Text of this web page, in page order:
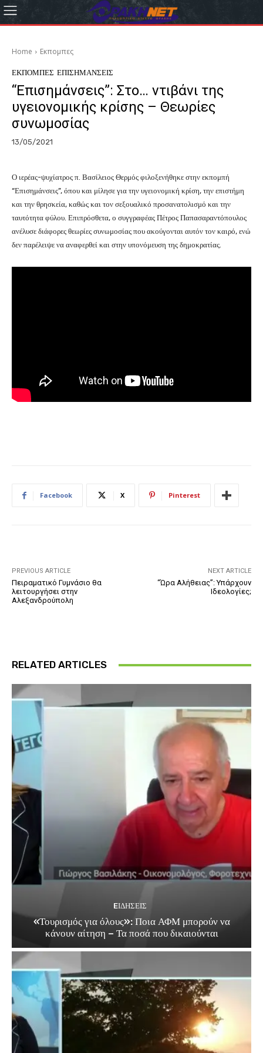
Home Εκπομπες
ΕΚΠΟΜΠΕΣ ΕΠΙΣΗΜΑΝΣΕΙΣ
“Επισημάνσεις”: Στο… ντιβάνι της
υγειονομικής κρίσης – Θεωρίες
συνωμοσίας
13/05/2021
Ο ιερέας-ψυχίατρος π. Βασίλειος Θερμός φιλοξενήθηκε στην εκπομπή
“Επισημάνσεις”, όπου και μίλησε για την υγειονομική κρίση, την επιστήμη
και την θρησκεία, καθώς και τον σεξουαλικό προσανατολισμό και την
ταυτότητα φύλου. Επιπρόσθετα, ο συγγραφέας Πέτρος Παπασαραντόπουλος
ανέλυσε διάφορες θεωρίες συνωμοσίας που ακούγονται αυτόν τον καιρό, ενώ
δεν παρέλειψε να αναφερθεί και στην υπονόμευση της δημοκρατίας.
Facebook X Pinterest
PREVIOUS ARTICLE
Πειραματικό Γυμνάσιο θα
λειτουργήσει στην
Αλεξανδρούπολη
NEXT ARTICLE
“Ώρα Αλήθειας”: Υπάρχουν
Ιδεολογίες;
RELATED ARTICLES
EΙΔΗΣΕΙΣ
«Τουρισμός για όλους»: Ποια ΑΦΜ μπορούν να
κάνουν αίτηση – Τα ποσά που δικαιούνται